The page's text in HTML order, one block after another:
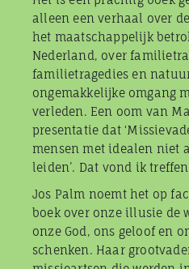
alleen een verhaal over
het maatschappelijk
Nederland, over
familietragedies en
ongemakkelijke omgang
verleden. Een oom van
presentatie dat
mensen met idealen niet
leiden’. Dat vond ik
Jos Palm noemt het op
boek over onze illusie de
onze God, ons geloof en
schenken. Haar